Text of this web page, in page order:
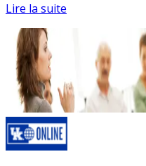
Lire la suite